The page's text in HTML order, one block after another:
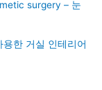
surgery – 눈
한 거실 인테리어